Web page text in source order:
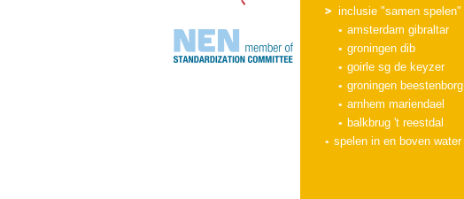
inclusie "samen spelen"
amsterdam gibraltar
groningen dib
goirle sg de keyzer
groningen beestenborg
arnhem mariendael
balkbrug 't reestdal
spelen in en boven water